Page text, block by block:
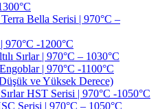
Bella Serisi | 970°C –
970°C -1200°C
Sırlar | 970°C – 1030°C
| 970°C -1100°C
ve Yüksek Derece)
HST Serisi | 970°C -1050°C
Serisi | 970°C – 1050°C